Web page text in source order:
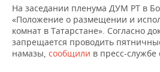
ВОЛЕЙБОЛ
КИБЕРСПОРТ
ИСТОРИЯ
КУЛЬТУРА
СПИСОК ПЕРСОН
СПИСОК КОМПАНИЙ
ПОЛНАЯ ВЕРСИЯ
На заседании пленума ДУМ РТ в
«Положение о размещении и
комнат в Татарстане». Согласно
запрещается проводить
намазы, сообщили в пресс-